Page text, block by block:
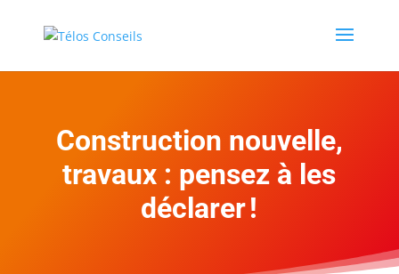
Construction nouvelle,
travaux : pensez à les
déclarer !